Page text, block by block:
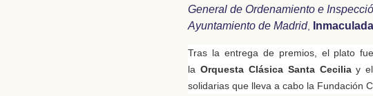
General de Ordenamiento e
Ayuntamiento de Madrid
Tras la entrega de premios, el plato
la Orquesta Clásica Santa Ceciliay
solidarias que lleva a cabo la Fundación